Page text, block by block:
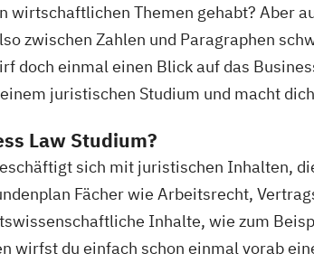
wirtschaftlichen Themen gehabt? Aber
zwischen Zahlen und Paragraphen
doch einmal einen Blick auf das
juristischen Studium und macht
Law Studium?
sich mit juristischen Inhalten,
Fächer wie Arbeitsrecht,
Inhalte, wie zum
wirfst du einfach schon einmal vorab